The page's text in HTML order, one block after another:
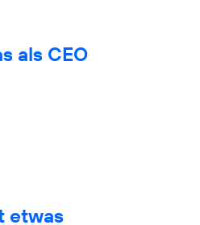
als CEO
etwas